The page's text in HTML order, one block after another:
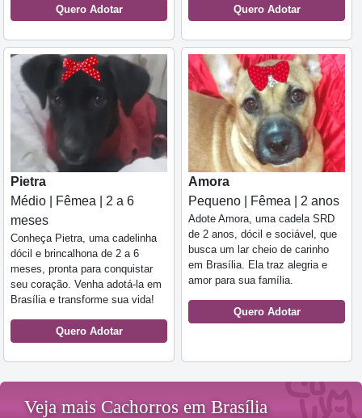
Quero Adotar Quero Adotar
Pietra
Médio | Fêmea | 2 a 6
meses
Conheça Pietra, uma cadelinha
dócil e brincalhona de 2 a 6
meses, pronta para conquistar
seu coração. Venha adotá-la em
Brasília e transforme sua vida!
Quero Adotar
Amora
Pequeno | Fêmea | 2 anos
Adote Amora, uma cadela SRD
de 2 anos, dócil e sociável, que
busca um lar cheio de carinho
em Brasília. Ela traz alegria e
amor para sua família.
Quero Adotar
Veja mais Cachorros em Brasília